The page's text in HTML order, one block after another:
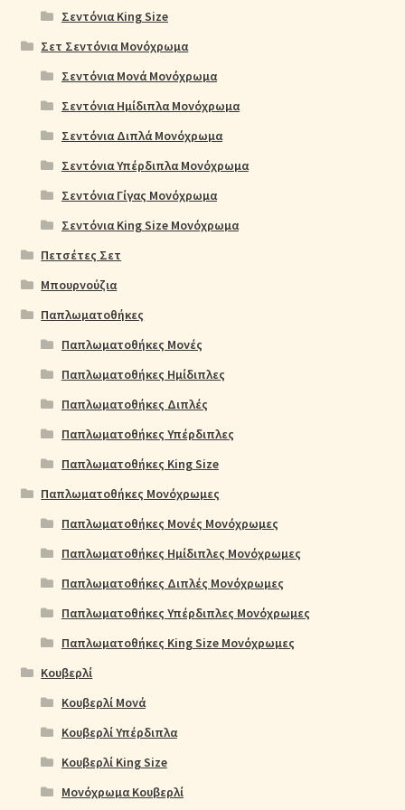
Σεντόνια King Size
Σετ Σεντόνια Μονόχρωμα
Σεντόνια Μονά Μονόχρωμα
Σεντόνια Ημίδιπλα Μονόχρωμα
Σεντόνια Διπλά Μονόχρωμα
Σεντόνια Υπέρδιπλα Μονόχρωμα
Σεντόνια Γίγας Μονόχρωμα
Σεντόνια King Size Μονόχρωμα
Πετσέτες Σετ
Μπουρνούζια
Παπλωματοθήκες
Παπλωματοθήκες Μονές
Παπλωματοθήκες Ημίδιπλες
Παπλωματοθήκες Διπλές
Παπλωματοθήκες Υπέρδιπλες
Παπλωματοθήκες King Size
Παπλωματοθήκες Μονόχρωμες
Παπλωματοθήκες Μονές Μονόχρωμες
Παπλωματοθήκες Ημίδιπλες Μονόχρωμες
Παπλωματοθήκες Διπλές Μονόχρωμες
Παπλωματοθήκες Υπέρδιπλες Μονόχρωμες
Παπλωματοθήκες King Size Μονόχρωμες
Κουβερλί
Κουβερλί Μονά
Κουβερλί Υπέρδιπλα
Κουβερλί King Size
Μονόχρωμα Κουβερλί